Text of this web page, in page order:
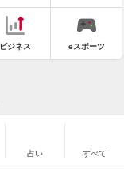
ビジネス eスポーツ
占い すべて